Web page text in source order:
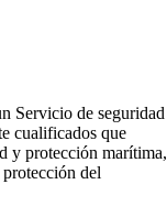
Servicio de seguridad
cualificados que
y protección marítima,
del